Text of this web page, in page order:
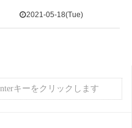
2021-05-18(Tue)